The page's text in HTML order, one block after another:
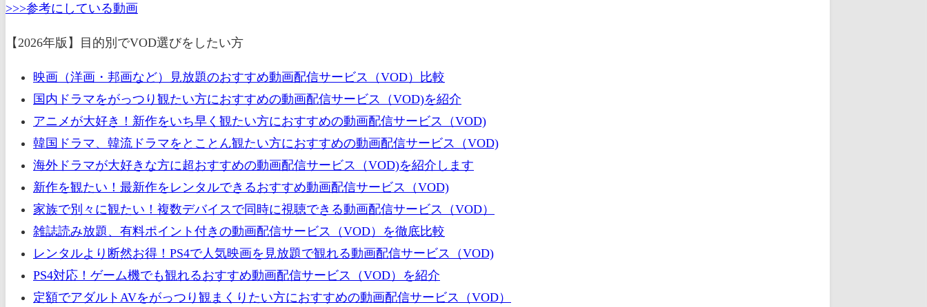
>>>参考にしている動画
【2026年版】目的別でVOD選びをしたい方
映画（洋画・邦画など）見放題のおすすめ動画配信サービス（VOD）比較
国内ドラマをがっつり観たい方におすすめの動画配信サービス（VOD)を紹介
アニメが大好き！新作をいち早く観たい方におすすめの動画配信サービス（VOD)
韓国ドラマ、韓流ドラマをとことん観たい方におすすめの動画配信サービス（VOD)
海外ドラマが大好きな方に超おすすめの動画配信サービス（VOD)を紹介します
新作を観たい！最新作をレンタルできるおすすめ動画配信サービス（VOD)
家族で別々に観たい！複数デバイスで同時に視聴できる動画配信サービス（VOD）
雑誌読み放題、有料ポイント付きの動画配信サービス（VOD）を徹底比較
レンタルより断然お得！PS4で人気映画を見放題で観れる動画配信サービス（VOD)
PS4対応！ゲーム機でも観れるおすすめ動画配信サービス（VOD）を紹介
定額でアダルトAVをがっつり観まくりたい方におすすめの動画配信サービス（VOD）